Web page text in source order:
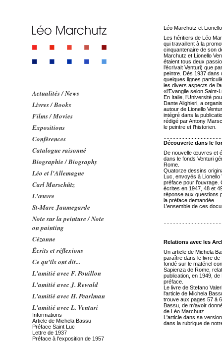
Actualités / News
Livres / Books
Films / Movies
Expositions
Conférences
Catalogue raisonné
Biographie / Biography
Léo et l'Allemagne
Carl Marschütz
L'œuvre
St-Marc Jaumegarde
Note sur la peinture / Note
on painting
Cézanne
Écrits et réflexions
Ce qu'ils ont dit...
L'amitié avec F. Pouillon
L'amitié avec J. Rewald
L'amitié avec H. Pearlman
L'amitié avec L. Venturi
Informations
Article de Michela Bassu
Préface Saint Luc
Lettre de 1937
Préface à l'exposition de 1957
Léo Marchutz et
Les héritiers de Léo
qui travaillent à la
cinquantenaire de son
Marchutz et Lionello
étaient tous deux
l’écrivait Venturi) que
peintre. Dès 1937 dans
quelques lignes
les divers aspects de
«l’Evangile selon Saint-
En Italie, l’Université
Dante Alighieri, a
autour de Lionello
intégré dans la
rédigé par Antony
le peintre et l’historien.
Découverte dans le
De nouvelle œuvres et
dans le fonds Venturi
Rome.
Quatorze dessins
Luc, envoyés à Lionello
préface pour
écrites en 1947, 48 et
réponse aux questions
la préface demandée.
L’ensemble de ces
Relations avec les
Un article de Michela
paraître dans le livre de
fondé sur le matériel
Sapienza de Rome,
publication, en 1949,
préface.
Le livre de Stefano
l'article de Michela
trouve aux pages 57 à
Bassu, de m'avoir
de Léo Marchutz.
L'article dans sa
dans la rubrique de